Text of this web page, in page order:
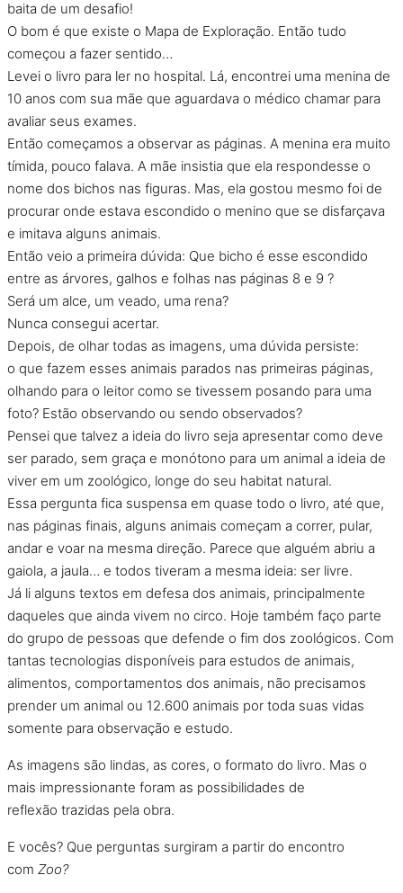
baita de um desafio!
O bom é que existe o Mapa de Exploração. Então tudo
começou a fazer sentido…
Levei o livro para ler no hospital. Lá, encontrei uma menina de
10 anos com sua mãe que aguardava o médico chamar para
avaliar seus exames.
Então começamos a observar as páginas. A menina era muito
tímida, pouco falava. A mãe insistia que ela respondesse o
nome dos bichos nas figuras. Mas, ela gostou mesmo foi de
procurar onde estava escondido o menino que se disfarçava
e imitava alguns animais.
Então veio a primeira dúvida: Que bicho é esse escondido
entre as árvores, galhos e folhas nas páginas 8 e 9 ?
Será um alce, um veado, uma rena?
Nunca consegui acertar.
Depois, de olhar todas as imagens, uma dúvida persiste:
o que fazem esses animais parados nas primeiras páginas,
olhando para o leitor como se tivessem posando para uma
foto? Estão observando ou sendo observados?
Pensei que talvez a ideia do livro seja apresentar como deve
ser parado, sem graça e monótono para um animal a ideia de
viver em um zoológico, longe do seu habitat natural.
Essa pergunta fica suspensa em quase todo o livro, até que,
nas páginas finais, alguns animais começam a correr, pular,
andar e voar na mesma direção. Parece que alguém abriu a
gaiola, a jaula… e todos tiveram a mesma ideia: ser livre.
Já li alguns textos em defesa dos animais, principalmente
daqueles que ainda vivem no circo. Hoje também faço parte
do grupo de pessoas que defende o fim dos zoológicos. Com
tantas tecnologias disponíveis para estudos de animais,
alimentos, comportamentos dos animais, não precisamos
prender um animal ou 12.600 animais por toda suas vidas
somente para observação e estudo.
As imagens são lindas, as cores, o formato do livro. Mas o
mais impressionante foram as possibilidades de
reflexão trazidas pela obra.
E vocês? Que perguntas surgiram a partir do encontro
com Zoo?